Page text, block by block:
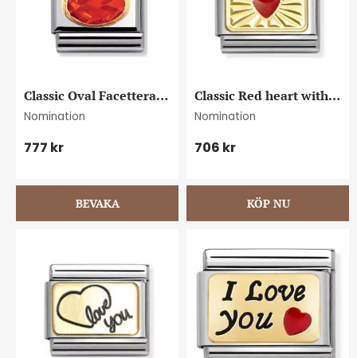
Classic Oval Facetterad
Cubic Zirconia Orange
Nomination
777 kr
Classic Red heart with
Etched Detail
Nomination
706 kr